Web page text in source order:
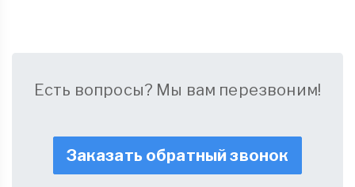
Есть вопросы? Мы вам перезвоним!
Заказать обратный звонок